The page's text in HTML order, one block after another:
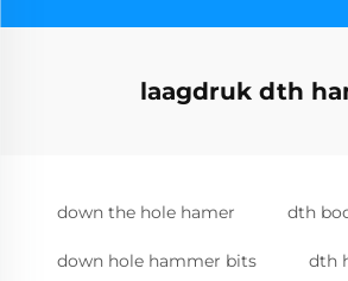
laagdruk dth
down the hole hamer dth
down hole hammer bits dth